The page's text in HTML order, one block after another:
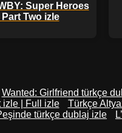
Super Heroes
Two izle
Wanted: Girlfriend türkçe
izle | Full izle
Türkçe
türkçe dublaj izle